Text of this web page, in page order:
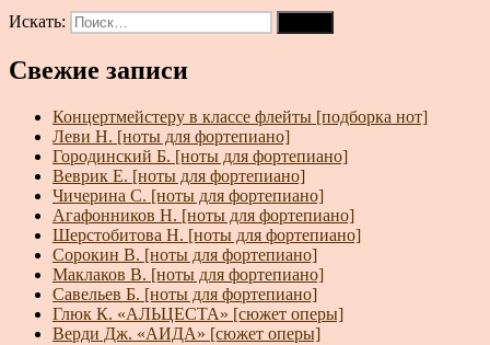
Искать:
Свежие записи
Концертмейстеру в классе флейты [подборка нот]
Леви Н. [ноты для фортепиано]
Городинский Б. [ноты для фортепиано]
Веврик Е. [ноты для фортепиано]
Чичерина С. [ноты для фортепиано]
Агафонников Н. [ноты для фортепиано]
Шерстобитова Н. [ноты для фортепиано]
Сорокин В. [ноты для фортепиано]
Маклаков В. [ноты для фортепиано]
Савельев Б. [ноты для фортепиано]
Глюк К. «АЛЬЦЕСТА» [сюжет оперы]
Верди Дж. «АИДА» [сюжет оперы]